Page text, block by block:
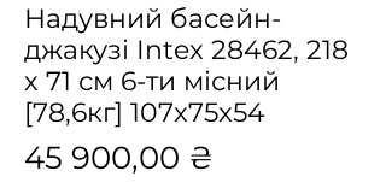
Надувний басейн-
джакузі Intex 28462, 218
х 71 см 6-ти місний
[78,6кг] 107x75x54
45 900,00 ₴